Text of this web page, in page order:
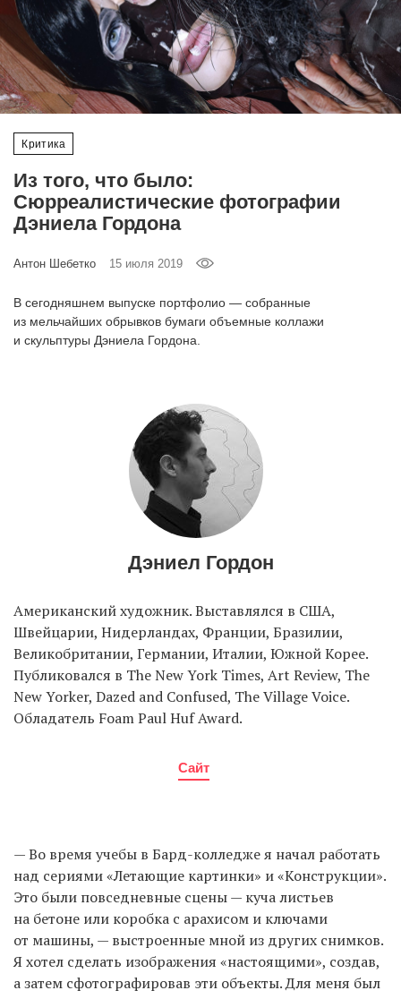
Критика
Из того, что было:
Сюрреалистические фотографии
Дэниела Гордона
Антон Шебетко 15 июля 2019
В сегодняшнем выпуске портфолио — собранные
из мельчайших обрывков бумаги объемные коллажи
и скульптуры Дэниела Гордона.
Дэниел Гордон
Американский художник. Выставлялся в США,
Швейцарии, Нидерландах, Франции, Бразилии,
Великобритании, Германии, Италии, Южной Корее.
Публиковался в The New York Times, Art Review, The
New Yorker, Dazed and Confused, The Village Voice.
Обладатель Foam Paul Huf Award.
Сайт
— Во время учебы в Бард-колледже я начал работать
над сериями «Летающие картинки» и «Конструкции».
Это были повседневные сцены — куча листьев
на бетоне или коробка с арахисом и ключами
от машины, — выстроенные мной из других снимков.
Я хотел сделать изображения «настоящими», создав,
а затем сфотографировав эти объекты. Для меня был